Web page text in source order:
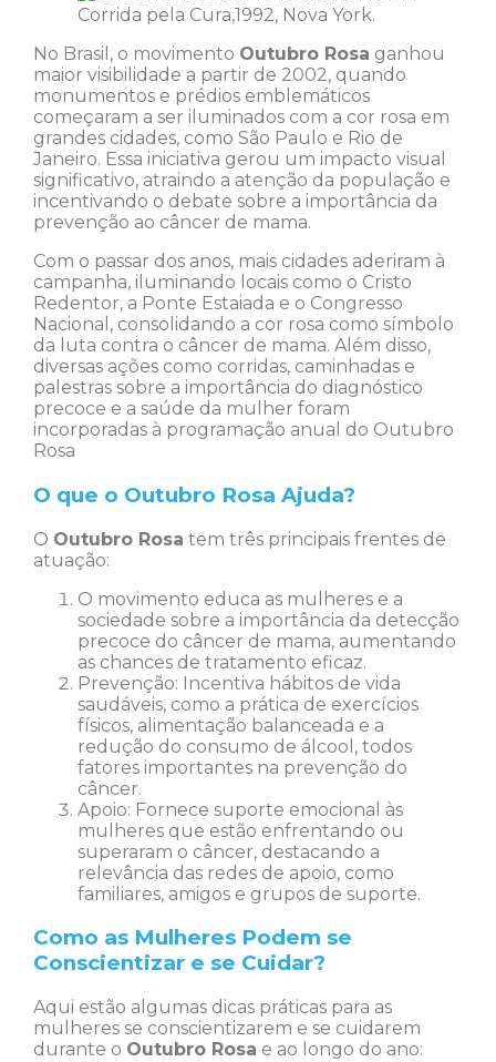
Corrida pela Cura,1992, Nova York.
No Brasil, o movimento Outubro Rosa ganhou
maior visibilidade a partir de 2002, quando
monumentos e prédios emblemáticos
começaram a ser iluminados com a cor rosa em
grandes cidades, como São Paulo e Rio de
Janeiro. Essa iniciativa gerou um impacto visual
significativo, atraindo a atenção da população e
incentivando o debate sobre a importância da
prevenção ao câncer de mama.
Com o passar dos anos, mais cidades aderiram à
campanha, iluminando locais como o Cristo
Redentor, a Ponte Estaiada e o Congresso
Nacional, consolidando a cor rosa como símbolo
da luta contra o câncer de mama. Além disso,
diversas ações como corridas, caminhadas e
palestras sobre a importância do diagnóstico
precoce e a saúde da mulher foram
incorporadas à programação anual do Outubro
Rosa
O que o Outubro Rosa Ajuda?
O Outubro Rosa tem três principais frentes de
atuação:
O movimento educa as mulheres e a
sociedade sobre a importância da detecção
precoce do câncer de mama, aumentando
as chances de tratamento eficaz.
Prevenção: Incentiva hábitos de vida
saudáveis, como a prática de exercícios
físicos, alimentação balanceada e a
redução do consumo de álcool, todos
fatores importantes na prevenção do
câncer.
Apoio: Fornece suporte emocional às
mulheres que estão enfrentando ou
superaram o câncer, destacando a
relevância das redes de apoio, como
familiares, amigos e grupos de suporte.
Como as Mulheres Podem se
Conscientizar e se Cuidar?
Aqui estão algumas dicas práticas para as
mulheres se conscientizarem e se cuidarem
durante o Outubro Rosa e ao longo do ano: